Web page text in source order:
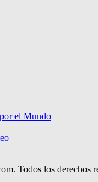
el Mundo
Todos los derechos